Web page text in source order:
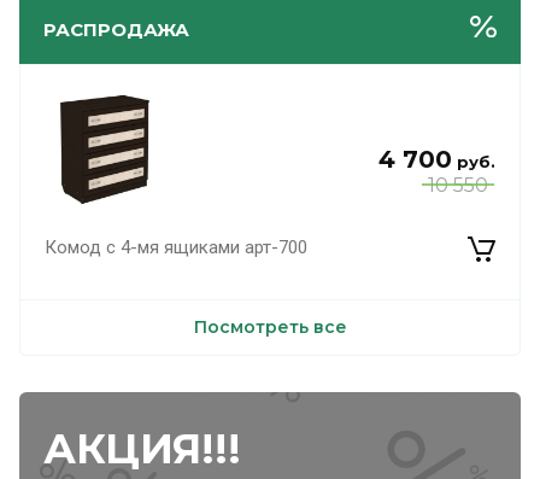
РАСПРОДАЖА
10 550
4 700 руб.
Комод с 4-мя ящиками арт-700
Посмотреть все
АКЦИЯ!!!